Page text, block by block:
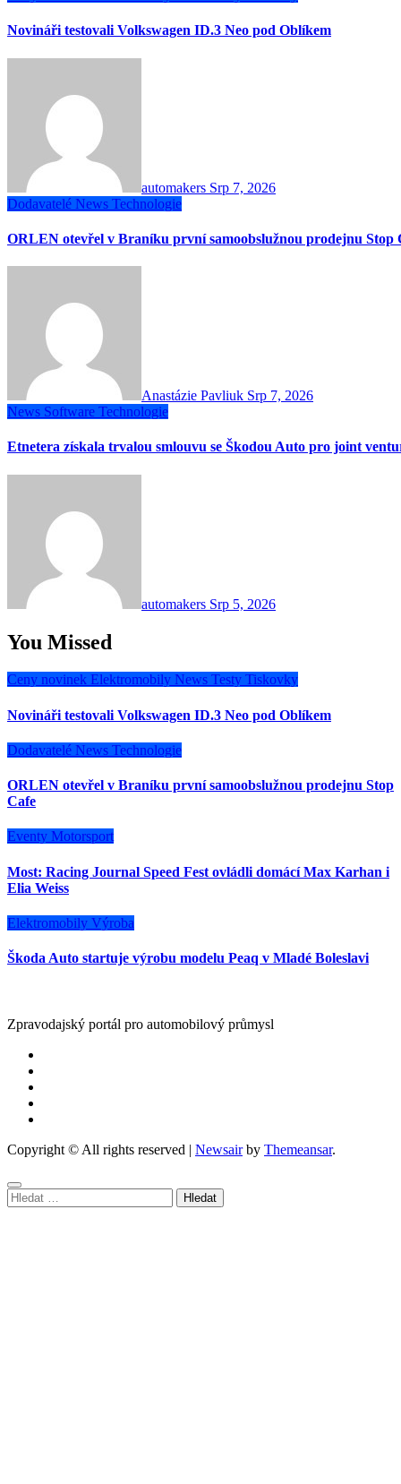
Novináři testovali Volkswagen ID.3 Neo pod Oblíkem
automakers Srp 7, 2026
Dodavatelé News Technologie
ORLEN otevřel v Braníku první samoobslužnou prodejnu Stop
Anastázie Pavliuk Srp 7, 2026
News Software Technologie
Etnetera získala trvalou smlouvu se Škodou Auto pro joint
automakers Srp 5, 2026
You Missed
Ceny novinek Elektromobily News Testy Tiskovky
Novináři testovali Volkswagen ID.3 Neo pod Oblíkem
Dodavatelé News Technologie
ORLEN otevřel v Braníku první samoobslužnou prodejnu Stop
Cafe
Eventy Motorsport
Most: Racing Journal Speed Fest ovládli domácí Max Karhan i
Elia Weiss
Elektromobily Výroba
Škoda Auto startuje výrobu modelu Peaq v Mladé Boleslavi
Zpravodajský portál pro automobilový průmysl
Copyright © All rights reserved | Newsairby Themeansar.
Vyhledávání